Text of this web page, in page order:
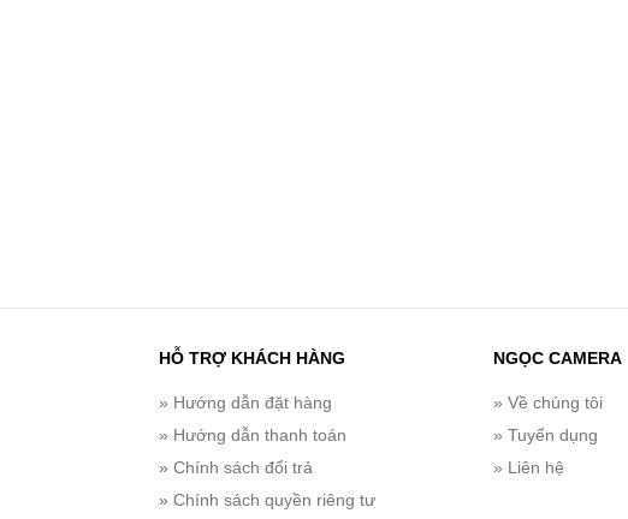
HỖ TRỢ KHÁCH HÀNG
» Hướng dẫn đặt hàng
» Hướng dẫn thanh toán
» Chính sách đổi trả
» Chính sách quyền riêng tư
NGỌC CAMERA
» Về chúng tôi
» Tuyển dụng
» Liên hệ